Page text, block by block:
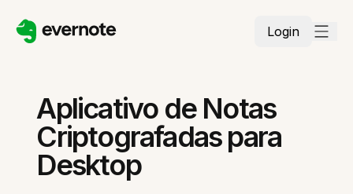
Login
Aplicativo de Notas
Criptografadas para
Desktop